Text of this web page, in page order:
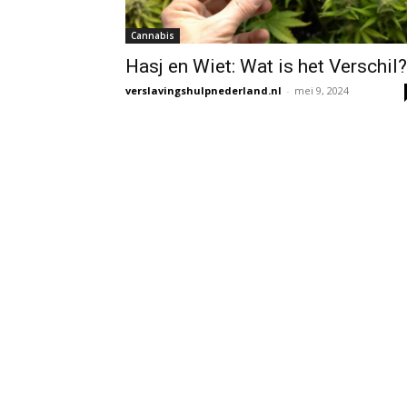
Cannabis
Hasj en Wiet: Wat is het Verschil?
verslavingshulpnederland.nl - mei 9, 2024